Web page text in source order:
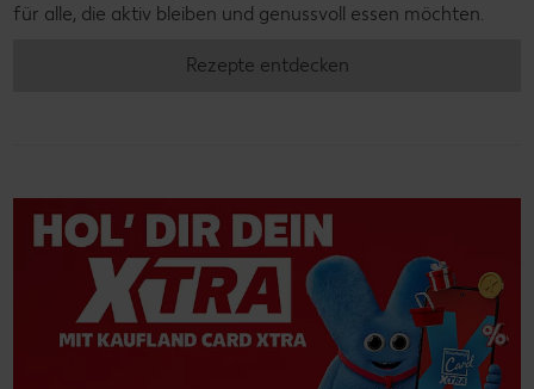
für alle, die aktiv bleiben und genussvoll essen möchten.
Rezepte entdecken